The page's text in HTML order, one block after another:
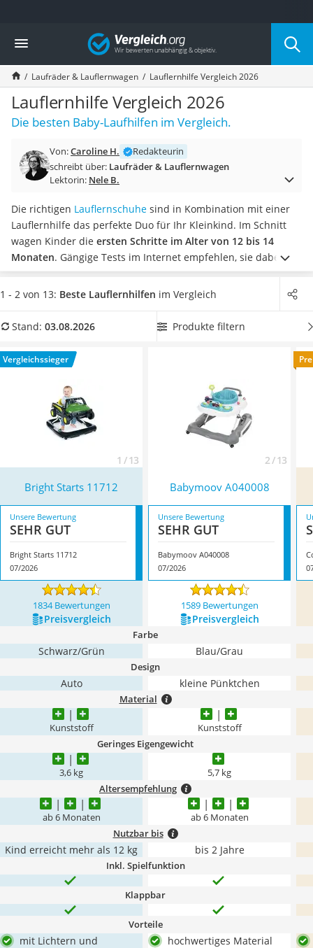
Die beliebtesten Vergleiche nach Kategorie
Kind & Baby
Babyphone mit 2 Kameras
Walkie-Talkie Kinder
Kindermatratzen
Babywippe
Rollschuhe für Kinder
Laufrad
Kinderschubkarre
Kinderuhr
Babyphone
Treppenschutzgitter
Kindersitz ab 4 Jahren
Kinderroller 3 Räder
Ferngesteuertes Auto
Kinderfahrradhelm
Kinder-Mikroskop
Ferngesteuerter Hubschrauber
Vergleich
Laufräder & Lauflernwagen Lauflernhilfe Vergleich 2026
Lauflernhilfe Vergleich 2026
Die besten Baby-Laufhilfen im Vergleich.
Von:Caroline H.
Redakteurin
schreibt über: Laufräder & Lauflernwagen
Lektorin: Nele B.
Die richtigen Lauflernschuhe sind in Kombination mit einer
Lauflernhilfe das perfekte Duo für Ihr Kleinkind. Im Schnitt
wagen Kinder die ersten Schritte im Alter von 12 bis 14
Monaten. Gängige Tests im Internet empfehlen, sie dabei
durch einen Lauflernwagen zu unterstützen. Wählen Sie jetzt
aus unserer Vergleichstabelleeine Lauflernhilfe zum
Laufen mit viel Spaß und Freude lernt. Überzeugt hat uns
11712* mit seinen Eigenschaften.
1 - 2 von 13: Beste Lauflernhilfen im Vergleich
Stand: 03.08.2026 Produkte filtern
Vergleichssieger
1 / 13 2 / 13
Bright Starts 11712 Babymoov A040008
Unsere Bewertung
SEHR GUT
Bright Starts 11712
07/2026
Unsere Bewertung
SEHR GUT
Babymoov A040008
07/2026
1834 Bewertungen 1589 Bewertungen
Preis­vergleich Preis­vergleich
Farbe
Schwarz/Grün Blau/Grau
Design
Auto kleine Pünktchen
Material
Kunststoff Kunststoff
Geringes Eigengewicht
3,6 kg 5,7 kg
Altersempfehlung
ab 6 Monaten ab 6 Monaten
Nutzbar bis
Kind erreicht mehr als 12 kg bis 2 Jahre
Inkl. Spielfunktion
Klappbar
Vorteile
mit Lichtern und
hochwertiges Material